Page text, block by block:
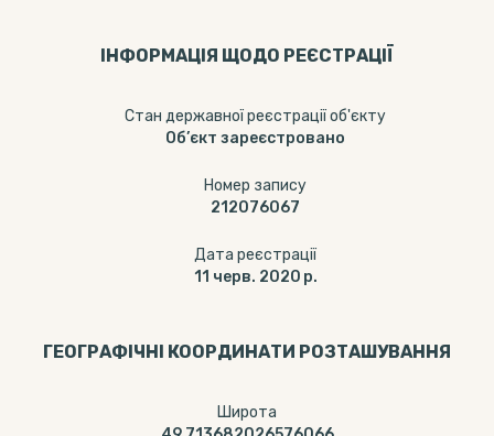
ІНФОРМАЦІЯ ЩОДО РЕЄСТРАЦІЇ
Стан державної реєстрації об'єкту
Об’єкт зареєстровано
Номер запису
212076067
Дата реєстрації
11 черв. 2020 р.
ГЕОГРАФІЧНІ КООРДИНАТИ РОЗТАШУВАННЯ
Широта